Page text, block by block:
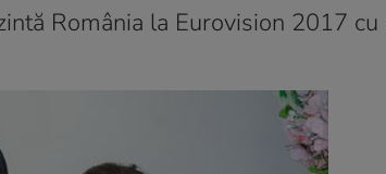
România la Eurovision 2017 cu